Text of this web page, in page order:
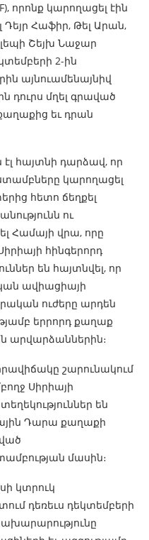
որոնք կարողացել էին
Դեյր Հաֆիր, Թել Արան,
Շեյխ Նաջար
2-ին
այնուամենայնիվ
դուրս մղել գրաված
եւ դրան
հայտնի դարձավ, որ
կարողացել
հետո ճեղքել
ու
Համայի վրա, որը
հինգերորդ
են հայտնվել, որ
ավիացիայի
ուժերը արդեն
երրորդ քաղաք
արվարձաններին։
շարունակում
Սիրիայի
են
Դարա քաղաքի
մասին։
կտրուկ
դեռեւս դեկտեմբերի